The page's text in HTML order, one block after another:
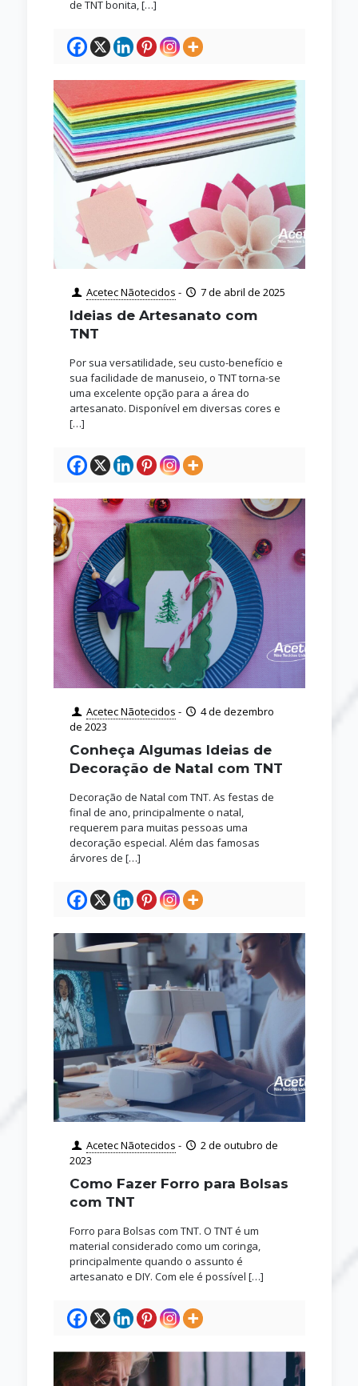
de TNT bonita,[…]
Acetec Nãotecidos - 7 de abril de 2025
Ideias de Artesanato com
TNT
Por sua versatilidade, seu custo-benefício e
sua facilidade de manuseio, o TNT torna-se
uma excelente opção para a área do
artesanato. Disponível em diversas cores e
[…]
Acetec Nãotecidos -
4 de dezembro
de 2023
Conheça Algumas Ideias de
Decoração de Natal com TNT
Decoração de Natal com TNT. As festas de
final de ano, principalmente o natal,
requerem para muitas pessoas uma
decoração especial. Além das famosas
árvores de […]
Acetec Nãotecidos -
2 de outubro de
2023
Como Fazer Forro para Bolsas
com TNT
Forro para Bolsas com TNT. O TNT é um
material considerado como um coringa,
principalmente quando o assunto é
artesanato e DIY. Com ele é possível […]